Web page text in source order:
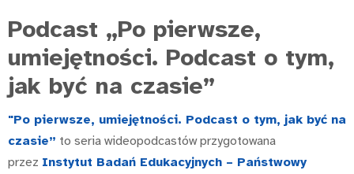
Podcast „Po pierwsze,
umiejętności. Podcast o tym,
jak być na czasie”
"Po pierwsze, umiejętności. Podcast o tym, jak być na
czasie” to seria wideopodcastów przygotowana
przez Instytut Badań Edukacyjnych – Państwowy